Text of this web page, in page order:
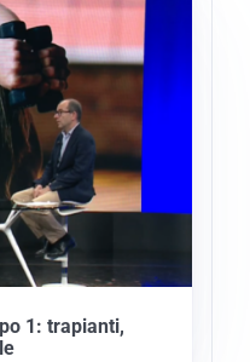
1: trapianti,